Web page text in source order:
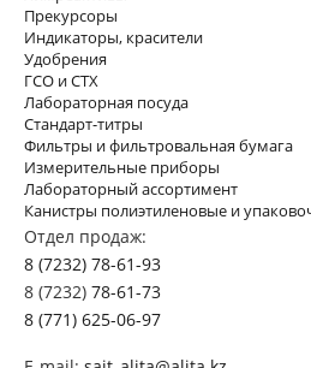
Прекурсоры
Индикаторы, красители
Удобрения
ГСО и СТХ
Лабораторная посуда
Стандарт-титры
Фильтры и фильтровальная бумага
Измерительные приборы
Лабораторный ассортимент
Канистры полиэтиленовые и
Отдел продаж:
8 (7232) 78-61-93
8 (7232) 78-61-73
8 (771) 625-06-97